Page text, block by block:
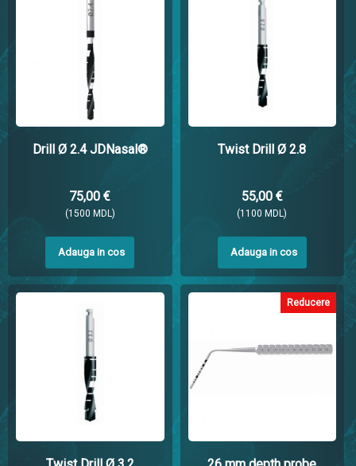
Drill Ø 2.4 JDNasal®
75,00 €
(1500 MDL)
Adauga in cos
Twist Drill Ø 2.8
55,00 €
(1100 MDL)
Adauga in cos
Reducere